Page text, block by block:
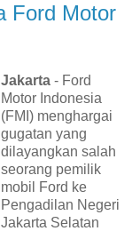
Ford Motor
Jakarta - Ford
Motor Indonesia
(FMI) menghargai
gugatan yang
dilayangkan salah
seorang pemilik
mobil Ford ke
Pengadilan Negeri
Jakarta Selatan